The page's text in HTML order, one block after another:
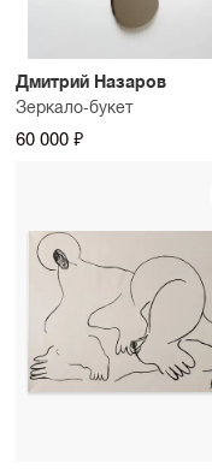
Дмитрий Назаров
Зеркало-букет
60 000 ₽